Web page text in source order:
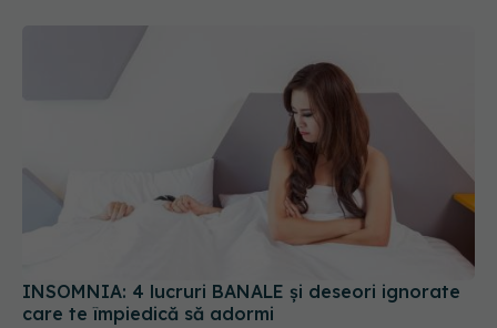
INSOMNIA: 4 lucruri BANALE și deseori ignorate
care te împiedică să adormi